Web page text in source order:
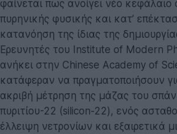
φαίνεται πως ανοίγει νέο κεφάλαιο
πυρηνικής φυσικής και κατ’
κατανόηση της ίδιας της
Ερευνητές του Institute of Modern
ανήκει στην Chinese Academy of
κατάφεραν να πραγματοποιήσουν
ακριβή μέτρηση της μάζας του
πυριτίου-22 (silicon-22), ενός
έλλειψη νετρονίων και εξαιρετικά